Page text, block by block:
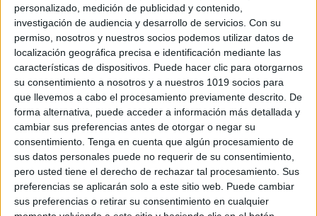
personalizado, medición de publicidad y contenido,
investigación de audiencia y desarrollo de servicios. Con su
permiso, nosotros y nuestros socios podemos utilizar datos de
localización geográfica precisa e identificación mediante las
características de dispositivos. Puede hacer clic para otorgarnos
su consentimiento a nosotros y a nuestros 1019 socios para
que llevemos a cabo el procesamiento previamente descrito. De
forma alternativa, puede acceder a información más detallada y
cambiar sus preferencias antes de otorgar o negar su
consentimiento. Tenga en cuenta que algún procesamiento de
sus datos personales puede no requerir de su consentimiento,
pero usted tiene el derecho de rechazar tal procesamiento. Sus
preferencias se aplicarán solo a este sitio web. Puede cambiar
sus preferencias o retirar su consentimiento en cualquier